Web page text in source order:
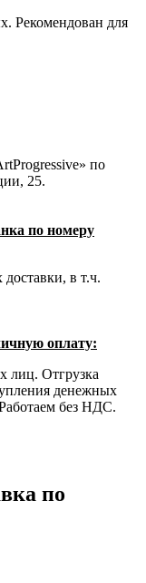
Рекомендован для
по
25.
по номеру
в т.ч.
оплату:
лиц. Отгрузка
денежных
без НДС.
по